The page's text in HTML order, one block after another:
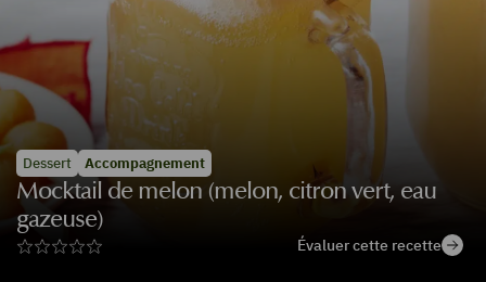
Dessert Accompagnement
Mocktail de melon (melon, citron vert, eau
gazeuse)
Évaluer cette recette